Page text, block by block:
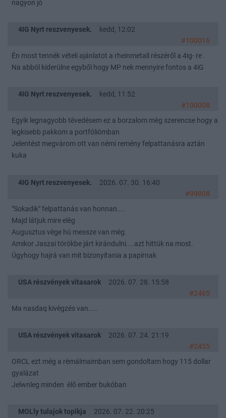
nagyon jó
4IG Nyrt reszvenyesek.
kedd, 12:02
#100016
Én most tennék vételi ajánlatot a rheinmetall részéről a 4ig- re .
Na abból kiderülne egyből hogy MP nek mennyire fontos a 4iG
4IG Nyrt reszvenyesek.
kedd, 11:52
#100008
Egyik legnagyobb tèvedésem ez a borzalom mèg szerencse hogy a
legkisebb pakkom a portfóliómban
Jelentést megvárom ott van némi remény felpattanásra aztán
kuka
4IG Nyrt reszvenyesek.
2026. 07. 30. 16:40
#99808
"Sokadik" felpattanás van honnan....
Majd látjuk mire elèg
Augusztus vège hú messze van mèg.
Amikor Jaszai törökbe járt kirándulni....azt hittük na most.
Úgyhogy hajrá van mit bizonyítania a papírnak
USA részvények vitasarok
2026. 07. 28. 15:58
#2465
Ma nasdaq kivègzés van.....
USA részvények vitasarok
2026. 07. 24. 21:19
#2455
ORCL ezt még a rèmálmaimban sem gondoltam hogy 115 dollar
gyalázat
Jelwnleg minden élő ember bukóban
MOLly tulajok topikja
2026. 07. 22. 20:25